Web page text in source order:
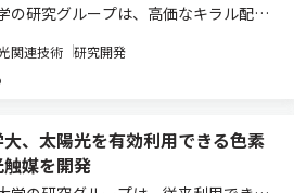
の研究グループは、高価なキラル配位
ンの鉄（III）光触媒の開発に成功した
リリース）。 金属光触媒は、非金属光
関連技術 研究開発
、太陽光を有効利用できる色素
媒を開発